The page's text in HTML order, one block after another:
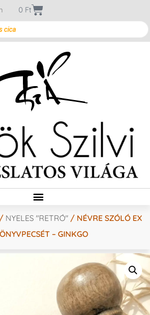
0 Ft
/ NYELES "RETRÓ" / NÉVRE SZÓLÓ EX
– GINKGO